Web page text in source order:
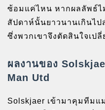
ซ้อมแค่ไหน หากผลลัพธ์ไ
สัปดาห์นั้นยาวนานเกินไป
ซึ่งพวกเขาจึงตัดสินใจเป
ผลงานของ
Man Utd
Solskjaer เข้ามาคุมทีมแ